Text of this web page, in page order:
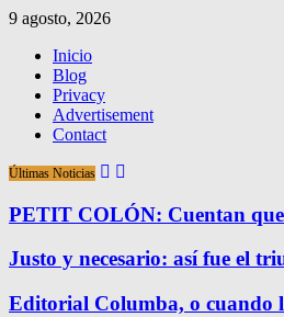
9 agosto, 2026
Inicio
Blog
Privacy
Advertisement
Contact
Últimas Noticias
PETIT COLÓN: Cuentan
Justo y necesario: así fue el
Editorial Columba, o cuando